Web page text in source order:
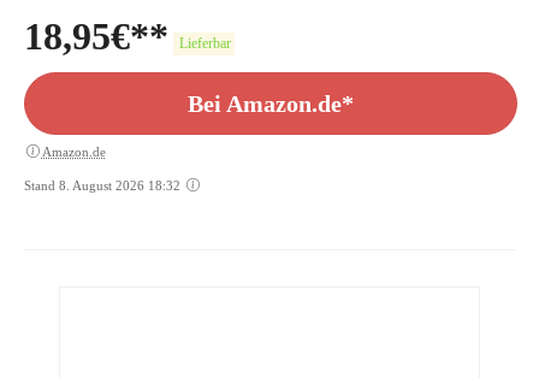
18,95€ Lieferbar
Bei Amazon.de*
Amazon.de
Stand 8. August 2026 18:32